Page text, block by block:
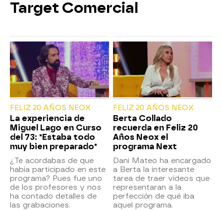
Target Comercial
FELIZ 20 AÑOS NEOX
La experiencia de
Miguel Lago en Curso
del 73: "Estaba todo
muy bien preparado"
¿Te acordabas de que
había participado en este
programa? Pues fue uno
de los profesores y nos
ha contado detalles de
las grabaciones.
FELIZ 20 AÑOS NEOX
Berta Collado
recuerda en Feliz 20
Años Neox el
programa Next
Dani Mateo ha encargado
a Berta la interesante
tarea de traer vídeos que
representaran a la
perfección de qué iba
aquel programa.